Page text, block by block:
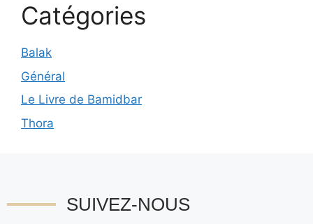
Catégories
Balak
Général
Le Livre de Bamidbar
Thora
SUIVEZ-NOUS